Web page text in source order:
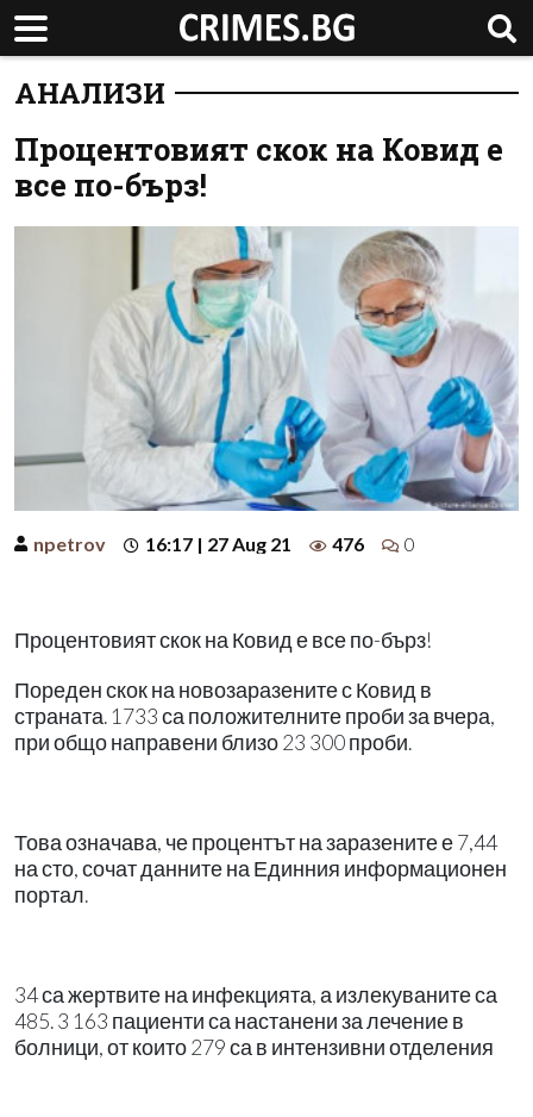
АНАЛИЗИ
Процентовият скок на Ковид е
все по-бърз!
npetrov 16:17 | 27 Aug 21 476 0
Процентовият скок на Ковид е все по-бърз!
Пореден скок на новозаразените с Ковид в
страната. 1733 са положителните проби за вчера,
при общо направени близо 23 300 проби.
Това означава, че процентът на заразените е 7,44
на сто, сочат данните на Единния информационен
портал.
34 са жертвите на инфекцията, а излекуваните са
485. 3 163 пациенти са настанени за лечение в
болници, от които 279 са в интензивни отделения